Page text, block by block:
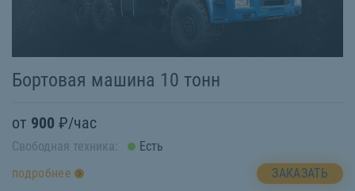
Бортовая машина 10 тонн
от 900 ₽/час
Свободная техника:
Есть
подробнее
ЗАКАЗАТЬ